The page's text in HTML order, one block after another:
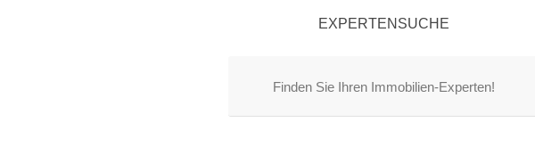
EXPERTENSUCHE
Finden Sie Ihren Immobilien-Experten!